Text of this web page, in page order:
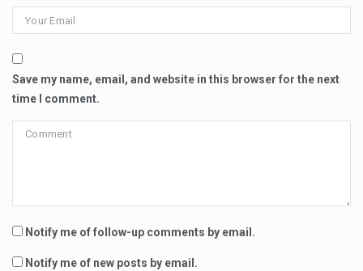
Save my name, email, and website in this browser for the next
time I comment.
Notify me of follow-up comments by email.
Notify me of new posts by email.